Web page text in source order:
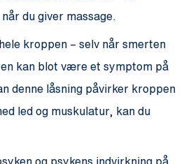
du giver massage.
kroppen – selv når smerten
kan blot være et symptom på
denne låsning påvirker kroppen
led og muskulatur, kan du
og psykens indvirkning på